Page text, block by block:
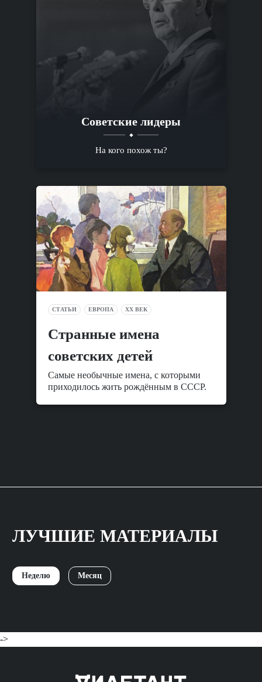
Советские лидеры
На кого похож ты?
СТАТЬИ ЕВРОПА XX ВЕК
Cтранные имена
советских детей
Самые необычные имена, с которыми
приходилось жить рождённым в СССР.
ЛУЧШИЕ МАТЕРИАЛЫ
Неделю Месяц
->